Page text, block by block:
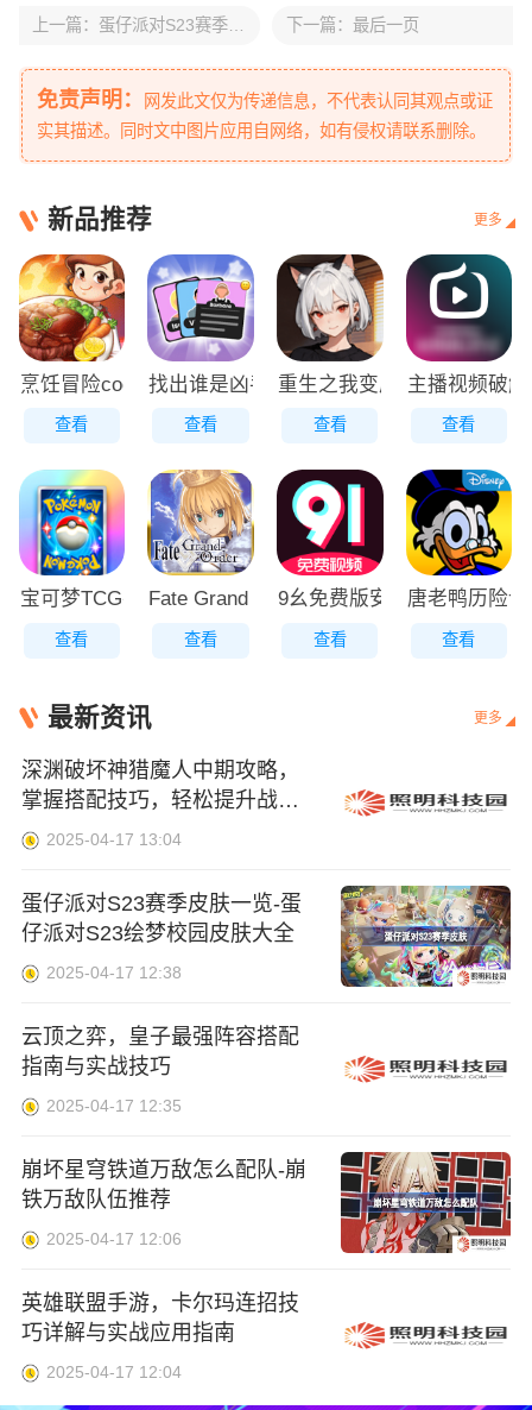
上一篇： 蛋仔派对S23赛季皮肤一览-蛋仔派对S23绘梦校园皮肤大全 下一篇： 最后一页
免责声明：
网发此文仅为传递信息，不代表认同其观点或证
实其描述。同时文中图片应用自网络，如有侵权请联系删除。
新品推荐 更多
烹饪冒险cooking正版
查看
找出谁是凶手游戏安卓最新手机版v1.4
查看
重生之我变成了妹子
查看
主播视频破
查看
宝可梦TCG手游
查看
Fate Grand Order日服
查看
9幺免费版安装5258
查看
唐老鸭历险
查看
最新资讯 更多
深渊破坏神猎魔人中期攻略，
掌握搭配技巧，轻松提升战
力！2025-04-17 13:04
蛋仔派对S23赛季皮肤一览-蛋
仔派对S23绘梦校园皮肤大全
2025-04-17 12:38
云顶之弈，皇子最强阵容搭配
指南与实战技巧
2025-04-17 12:35
崩坏星穹铁道万敌怎么配队-崩
铁万敌队伍推荐
2025-04-17 12:06
英雄联盟手游，卡尔玛连招技
巧详解与实战应用指南
2025-04-17 12:04